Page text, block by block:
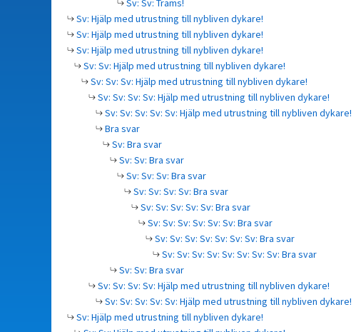
Sv: Sv: Trams!
Sv: Hjälp med utrustning till nybliven dykare!
Sv: Hjälp med utrustning till nybliven dykare!
Sv: Hjälp med utrustning till nybliven dykare!
Sv: Sv: Hjälp med utrustning till nybliven dykare!
Sv: Sv: Sv: Hjälp med utrustning till nybliven dykare!
Sv: Sv: Sv: Sv: Hjälp med utrustning till nybliven dykare!
Sv: Sv: Sv: Sv: Sv: Hjälp med utrustning till nybliven dykare!
Bra svar
Sv: Bra svar
Sv: Sv: Bra svar
Sv: Sv: Sv: Bra svar
Sv: Sv: Sv: Sv: Bra svar
Sv: Sv: Sv: Sv: Sv: Bra svar
Sv: Sv: Sv: Sv: Sv: Sv: Bra svar
Sv: Sv: Sv: Sv: Sv: Sv: Sv: Bra svar
Sv: Sv: Sv: Sv: Sv: Sv: Sv: Sv: Bra svar
Sv: Sv: Bra svar
Sv: Sv: Sv: Sv: Hjälp med utrustning till nybliven dykare!
Sv: Sv: Sv: Sv: Sv: Hjälp med utrustning till nybliven dykare!
Sv: Hjälp med utrustning till nybliven dykare!